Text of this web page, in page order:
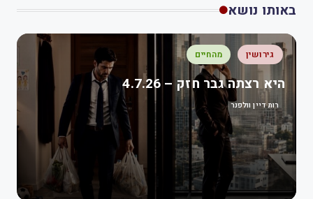
באותו נושא
גירושין מהחיים
היא רצתה גבר חזק – 4.7.26
רות דיין וולפנר